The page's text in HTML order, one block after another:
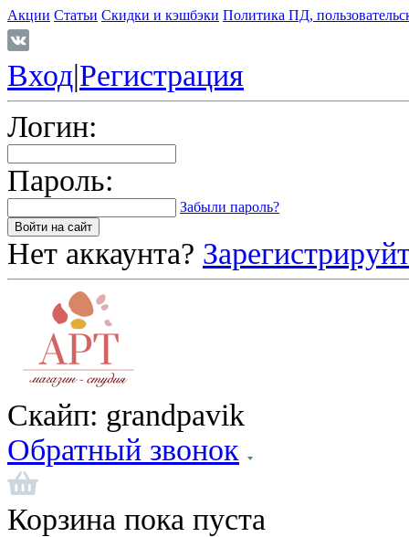
Акции Статьи Скидки и кэшбэки Политика ПД,
Вход|Регистрация
Логин:
Пароль:
Забыли пароль?
Нет аккаунта?
Скайп: grandpavik
Обратный звонок
Корзина пока пуста